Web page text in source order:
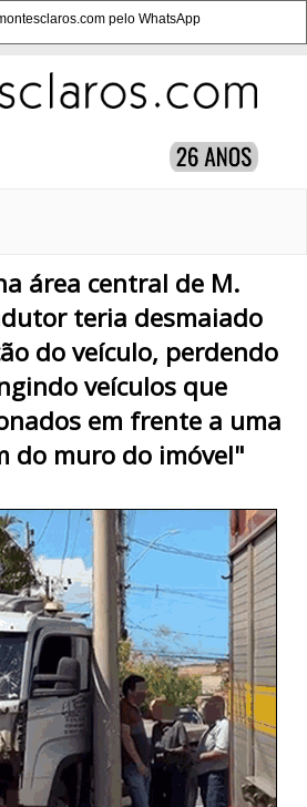
pelo WhatsApp
área central de M.
teria desmaiado
do veículo, perdendo
veículos que
em frente a uma
do muro do imóvel"